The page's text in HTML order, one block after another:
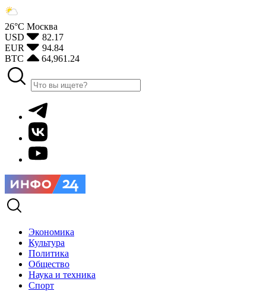
26°С Москва
USD
82.17
EUR
94.84
BTC
64,961.24
Экономика
Культура
Политика
Общество
Наука и техника
Спорт